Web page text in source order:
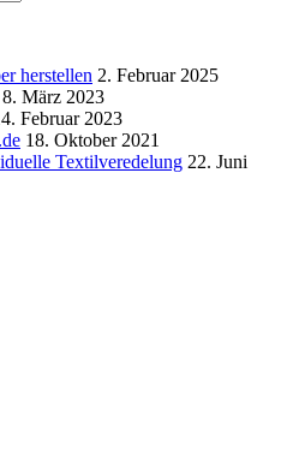
herstellen 2. Februar 2025
8. März 2023
Februar 2023
18. Oktober 2021
Textilveredelung 22. Juni